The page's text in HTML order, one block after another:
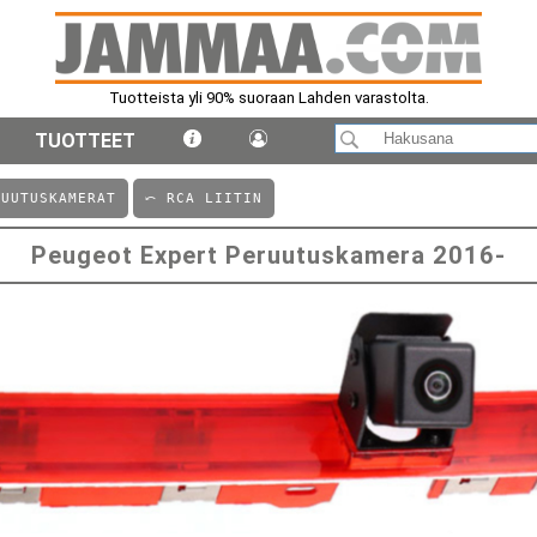
Tuotteista yli 90% suoraan Lahden varastolta.
TUOTTEET
⤺ RCA LIITIN
Peugeot Expert Peruutuskamera 2016-